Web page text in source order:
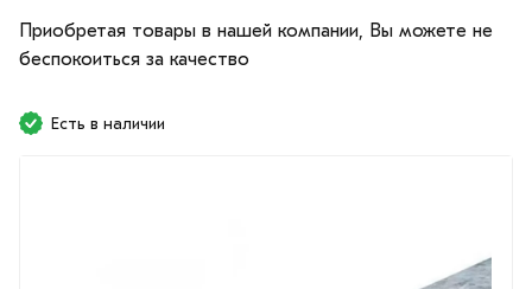
Приобретая товары в нашей компании, Вы можете не
беспокоиться за качество
Есть в наличии